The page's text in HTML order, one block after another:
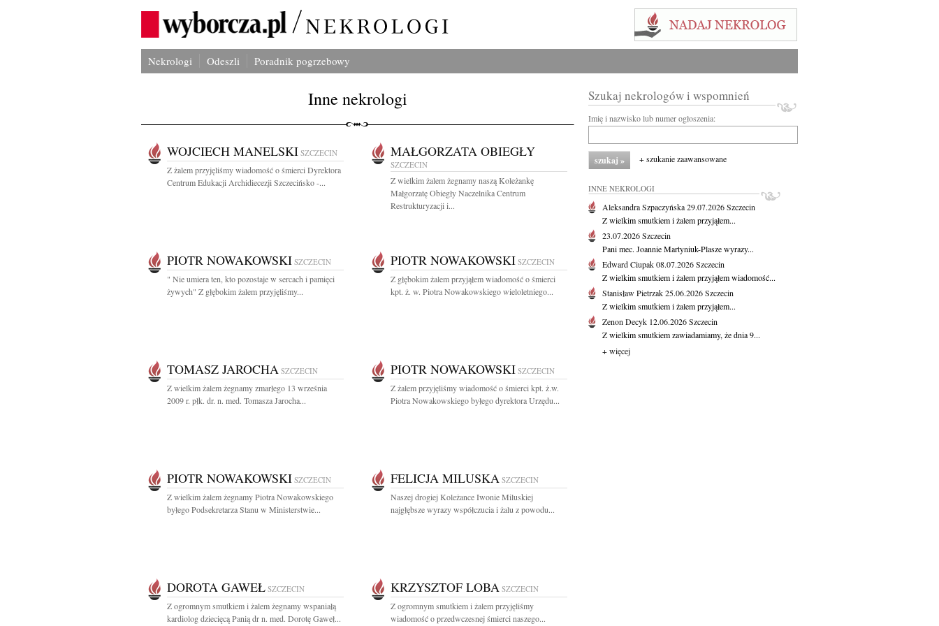
Nekrologi Odeszli Poradnik pogrzebowy
Inne nekrologi
WOJCIECH MANELSKI SZCZECIN
Z żalem przyjęliśmy wiadomość o śmierci Dyrektora
Centrum Edukacji Archidiecezji Szczecińsko -...
MAŁGORZATA OBIEGŁY
SZCZECIN
Z wielkim żalem żegnamy naszą Koleżankę
Małgorzatę Obiegły Naczelnika Centrum
Restrukturyzacji i...
PIOTR NOWAKOWSKI SZCZECIN
" Nie umiera ten, kto pozostaje w sercach i pamięci
żywych" Z głębokim żalem przyjęliśmy...
PIOTR NOWAKOWSKI SZCZECIN
Z głębokim żalem przyjąłem wiadomość o śmierci
kpt. ż. w. Piotra Nowakowskiego wieloletniego...
TOMASZ JAROCHA SZCZECIN
Z wielkim żalem żegnamy zmarłego 13 września
2009 r. płk. dr. n. med. Tomasza Jarocha...
PIOTR NOWAKOWSKI SZCZECIN
Z żalem przyjęliśmy wiadomość o śmierci kpt. ż.w.
Piotra Nowakowskiego byłego dyrektora Urzędu...
PIOTR NOWAKOWSKI SZCZECIN
Z wielkim żalem żegnamy Piotra Nowakowskiego
byłego Podsekretarza Stanu w Ministerstwie...
FELICJA MILUSKA SZCZECIN
Naszej drogiej Koleżance Iwonie Miluskiej
najgłębsze wyrazy współczucia i żalu z powodu...
DOROTA GAWEŁ SZCZECIN
Z ogromnym smutkiem i żalem żegnamy wspaniałą
kardiolog dziecięcą Panią dr n. med. Dorotę Gaweł...
KRZYSZTOF LOBA SZCZECIN
Z ogromnym smutkiem i żalem przyjęliśmy
wiadomość o przedwczesnej śmierci naszego...
Szukaj nekrologów i wspomnień
Imię i nazwisko lub numer ogłoszenia:
+ szukanie zaawansowane
INNE NEKROLOGI
Aleksandra Szpaczyńska29.07.2026Szczecin
Z wielkim smutkiem i żalem przyjąłem...
23.07.2026Szczecin
Pani mec. Joannie Martyniuk-Plasze wyrazy...
Edward Ciupak08.07.2026Szczecin
Z wielkim smutkiem i żalem przyjąłem wiadomość...
Stanisław Pietrzak25.06.2026Szczecin
Z wielkim smutkiem i żalem przyjąłem...
Zenon Decyk 12.06.2026Szczecin
Z wielkim smutkiem zawiadamiamy, że dnia 9...
+ więcej